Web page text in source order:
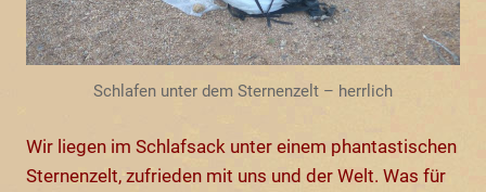
Schlafen unter dem Sternenzelt – herrlich
Wir liegen im Schlafsack unter einem phantastischen
Sternenzelt, zufrieden mit uns und der Welt. Was für